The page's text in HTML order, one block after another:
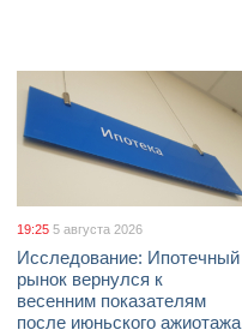
19:25 5 августа 2026
Исследование: Ипотечный
рынок вернулся к
весенним показателям
после июньского ажиотажа